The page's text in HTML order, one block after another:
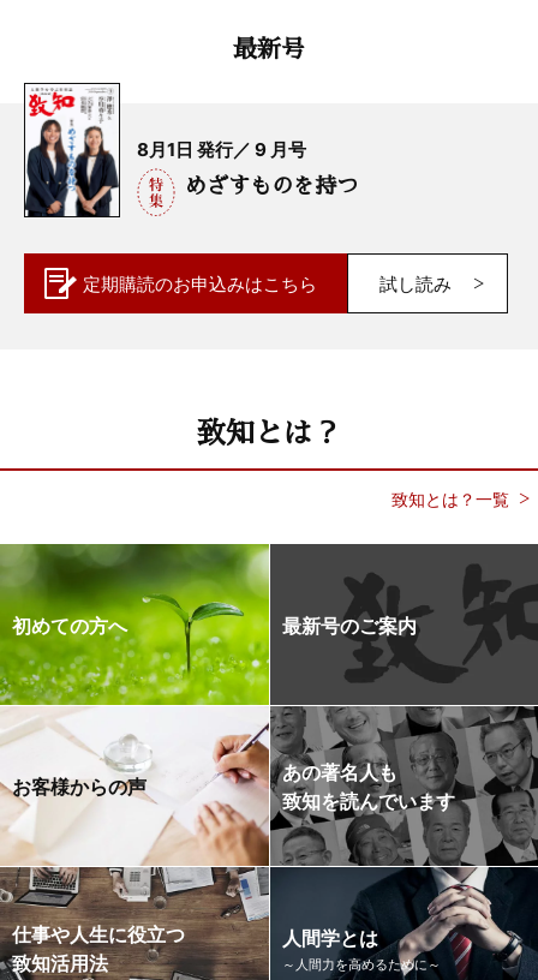
最新号
8月1日 発行／ 9 月号
めざすものを持つ
定期購読のお申込みはこちら 試し読み
致知とは？
致知とは？一覧
初めての方へ 最新号のご案内
お客様からの声
あの著名人も
致知を読んでいます
仕事や人生に役立つ
致知活用法
人間学とは
～人間力を高めるために～